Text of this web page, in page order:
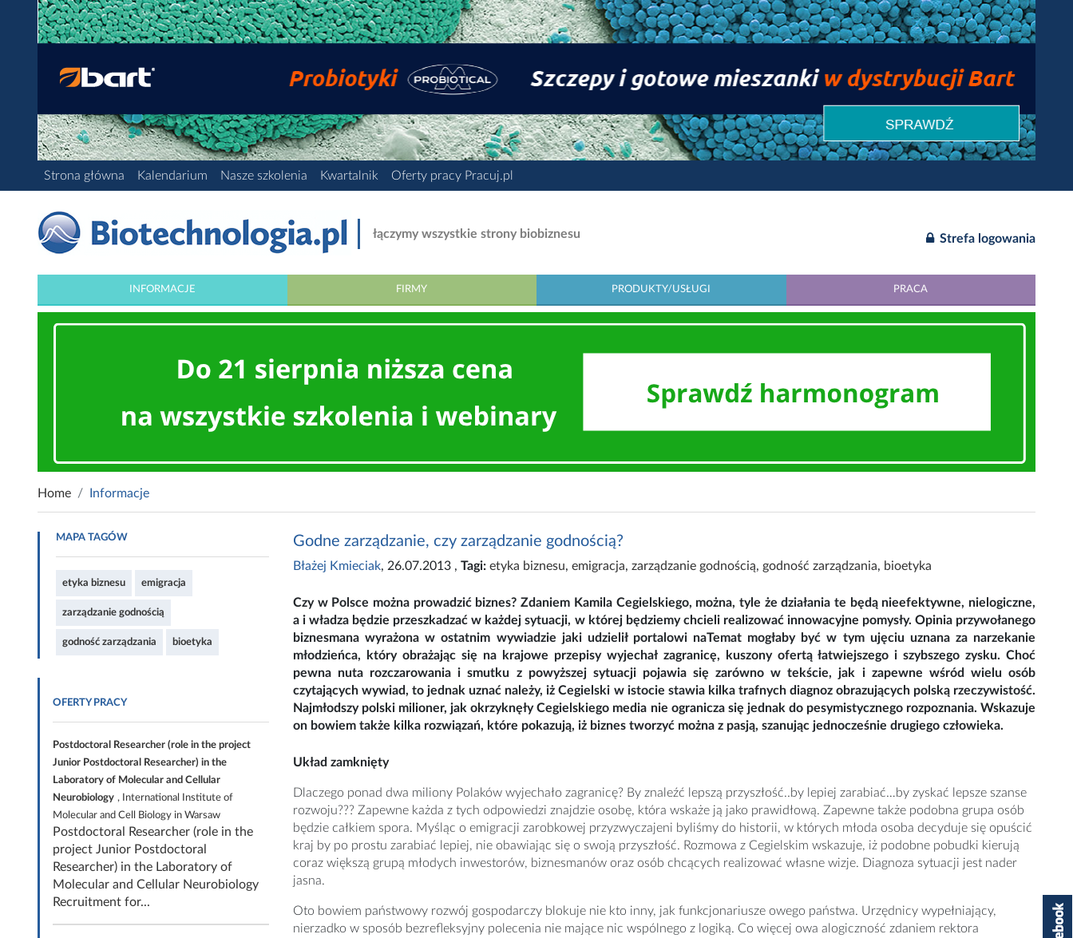
Strona główna Kalendarium Nasze szkolenia Kwartalnik Oferty pracy Pracuj.pl
łączymy wszystkie strony biobiznesu Strefa logowania
INFORMACJE FIRMY PRODUKTY/USŁUGI PRACA
Home Informacje
MAPA TAGÓW
etyka biznesu emigracja
zarządzanie godnością
godność zarządzania bioetyka
OFERTY PRACY
Postdoctoral Researcher (role in the project
Junior Postdoctoral Researcher) in the
Laboratory of Molecular and Cellular
Neurobiology , International Institute of
Molecular and Cell Biology in Warsaw
Postdoctoral Researcher (role in the
project Junior Postdoctoral
Researcher) in the Laboratory of
Molecular and Cellular Neurobiology
Recruitment for...
Godne zarządzanie, czy zarządzanie godnością?
Błażej Kmieciak, 26.07.2013 , Tagi: etyka biznesu, emigracja, zarządzanie godnością, godność zarządzania, bioetyka
Czy w Polsce można prowadzić biznes? Zdaniem Kamila Cegielskiego, można, tyle że działania te będą nieefektywne, nielogiczne,
a i władza będzie przeszkadzać w każdej sytuacji, w której będziemy chcieli realizować innowacyjne pomysły. Opinia przywołanego
biznesmana wyrażona w ostatnim wywiadzie jaki udzielił portalowi naTemat mogłaby być w tym ujęciu uznana za narzekanie
młodzieńca, który obrażając się na krajowe przepisy wyjechał zagranicę, kuszony ofertą łatwiejszego i szybszego zysku. Choć
pewna nuta rozczarowania i smutku z powyższej sytuacji pojawia się zarówno w tekście, jak i zapewne wśród wielu osób
czytających wywiad, to jednak uznać należy, iż Cegielski w istocie stawia kilka trafnych diagnoz obrazujących polską rzeczywistość.
Najmłodszy polski milioner, jak okrzyknęły Cegielskiego media nie ogranicza się jednak do pesymistycznego rozpoznania. Wskazuje
on bowiem także kilka rozwiązań, które pokazują, iż biznes tworzyć można z pasją, szanując jednocześnie drugiego człowieka.
Układ zamknięty
Dlaczego ponad dwa miliony Polaków wyjechało zagranicę? By znaleźć lepszą przyszłość..by lepiej zarabiać…by zyskać lepsze szanse
rozwoju??? Zapewne każda z tych odpowiedzi znajdzie osobę, która wskaże ją jako prawidłową. Zapewne także podobna grupa osób
będzie całkiem spora. Myśląc o emigracji zarobkowej przyzwyczajeni byliśmy do historii, w których młoda osoba decyduje się opuścić
kraj by po prostu zarabiać lepiej, nie obawiając się o swoją przyszłość. Rozmowa z Cegielskim wskazuje, iż podobne pobudki kierują
coraz większą grupą młodych inwestorów, biznesmanów oraz osób chcących realizować własne wizje. Diagnoza sytuacji jest nader
jasna.
Oto bowiem państwowy rozwój gospodarczy blokuje nie kto inny, jak funkcjonariusze owego państwa. Urzędnicy wypełniający,
nierzadko w sposób bezrefleksyjny polecenia nie mające nic wspólnego z logiką. Co więcej owa alogiczność zdaniem rektora